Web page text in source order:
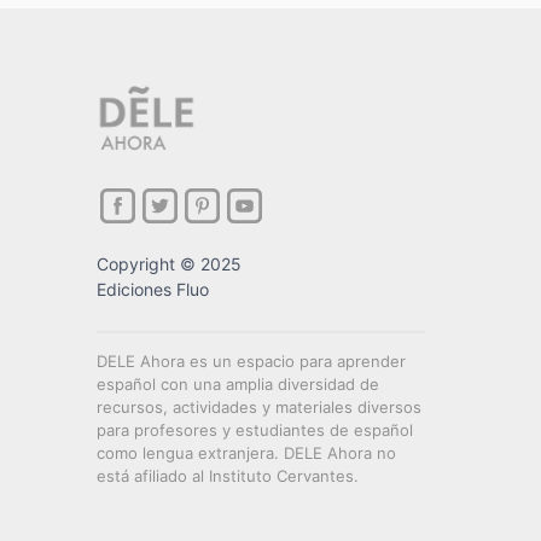
Copyright © 2025
Ediciones Fluo
DELE Ahora es un espacio para aprender
español con una amplia diversidad de
recursos, actividades y materiales diversos
para profesores y estudiantes de español
como lengua extranjera. DELE Ahora no
está afiliado al Instituto Cervantes.